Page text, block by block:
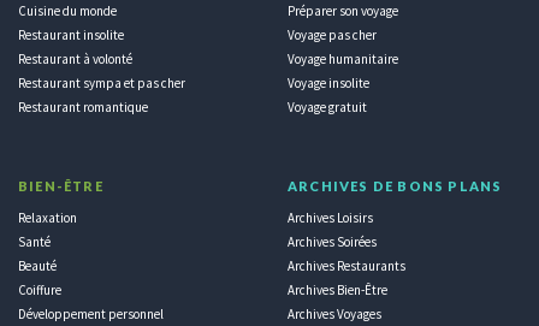
Cuisine du monde
Restaurant insolite
Restaurant à volonté
Restaurant sympa et pas cher
Restaurant romantique
BIEN-ÊTRE
Relaxation
Santé
Beauté
Coiffure
Développement personnel
Préparer son voyage
Voyage pas cher
Voyage humanitaire
Voyage insolite
Voyage gratuit
ARCHIVES DE BONS PLANS
Archives Loisirs
Archives Soirées
Archives Restaurants
Archives Bien-Être
Archives Voyages